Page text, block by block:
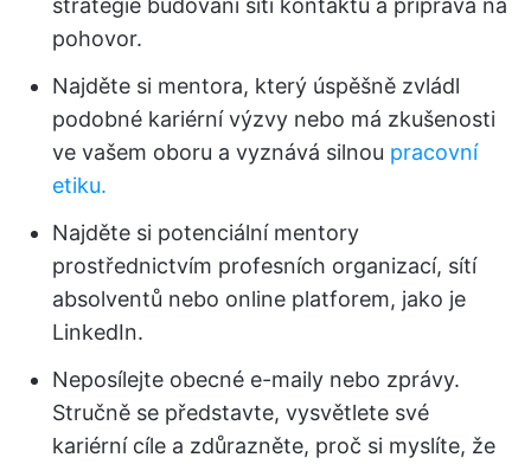
pohovor.
Najděte si mentora, který úspěšně zvládl
podobné kariérní výzvy nebo má zkušenosti
ve vašem oboru a vyznává silnou pracovní
etiku.
Najděte si potenciální mentory
prostřednictvím profesních organizací, sítí
absolventů nebo online platforem, jako je
LinkedIn.
Neposílejte obecné e-maily nebo zprávy.
Stručně se představte, vysvětlete své
kariérní cíle a zdůrazněte, proč si myslíte, že